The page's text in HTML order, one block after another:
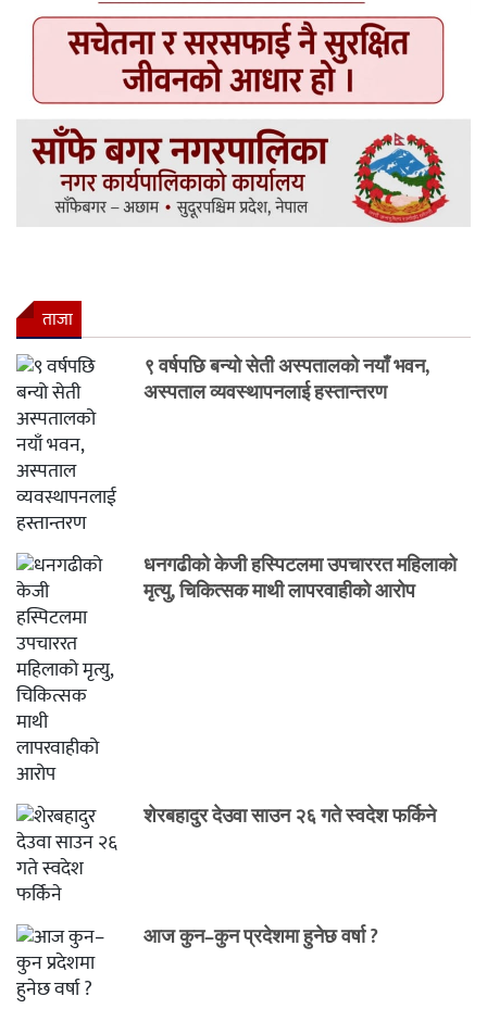
ताजा
९ वर्षपछि बन्यो सेती अस्पतालको नयाँ भवन,
अस्पताल व्यवस्थापनलाई हस्तान्तरण
धनगढीको केजी हस्पिटलमा उपचाररत महिलाको
मृत्यु, चिकित्सक माथी लापरवाहीको आरोप
शेरबहादुर देउवा साउन २६ गते स्वदेश फर्किने
आज कुन–कुन प्रदेशमा हुनेछ वर्षा ?